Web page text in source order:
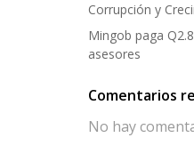
Corrupción y
Mingob paga
asesores
Comentarios
No hay